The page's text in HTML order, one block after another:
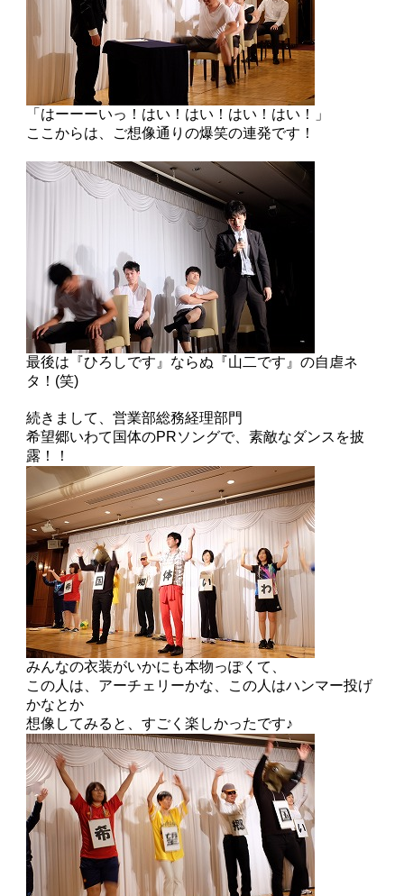
「はーーーいっ！はい！はい！はい！はい！」
ここからは、ご想像通りの爆笑の連発です！
最後は『ひろしです』ならぬ『山二です』の自虐ネ
タ！(笑)
続きまして、営業部総務経理部門
希望郷いわて国体のPRソングで、素敵なダンスを披
露！！
みんなの衣装がいかにも本物っぽくて、
この人は、アーチェリーかな、この人はハンマー投げ
かなとか
想像してみると、すごく楽しかったです♪